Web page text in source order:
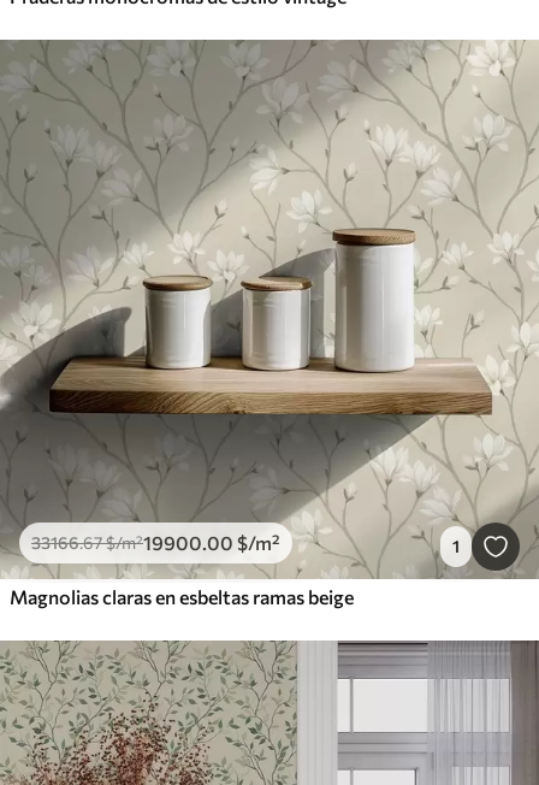
33166.67$/m²19900.00 $/m² 1
Magnolias claras en esbeltas ramas beige